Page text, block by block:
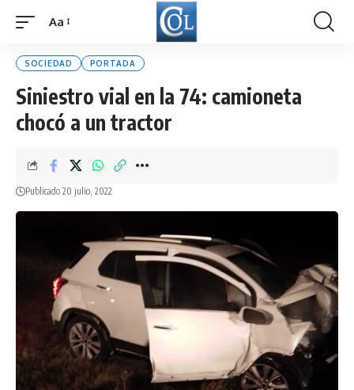
Font
Aa
SOCIEDAD PORTADA
Siniestro vial en la 74: camioneta
chocó a un tractor
Publicado 20 julio, 2022